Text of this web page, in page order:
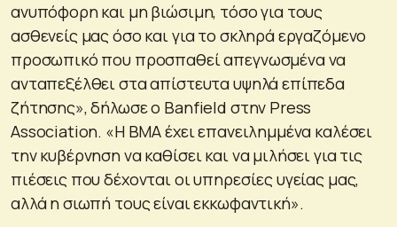
ανυπόφορη και μη βιώσιμη, τόσο για τους
ασθενείς μας όσο και για το σκληρά εργαζόμενο
προσωπικό που προσπαθεί απεγνωσμένα να
ανταπεξέλθει στα απίστευτα υψηλά επίπεδα
ζήτησης», δήλωσε ο Banfield στην Press
Association. «Η BMA έχει επανειλημμένα καλέσει
την κυβέρνηση να καθίσει και να μιλήσει για τις
πιέσεις που δέχονται οι υπηρεσίες υγείας μας,
αλλά η σιωπή τους είναι εκκωφαντική».